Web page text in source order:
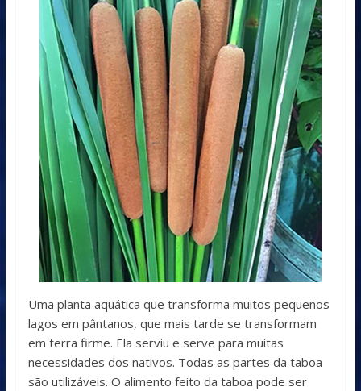
Uma planta aquática que transforma muitos pequenos
lagos em pântanos, que mais tarde se transformam
em terra firme. Ela serviu e serve para muitas
necessidades dos nativos. Todas as partes da taboa
são utilizáveis. O alimento feito da taboa pode ser